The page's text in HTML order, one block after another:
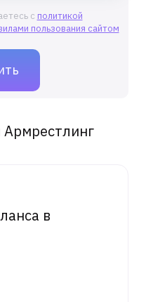
с политикой
пользования сайтом
Армрестлинг
в